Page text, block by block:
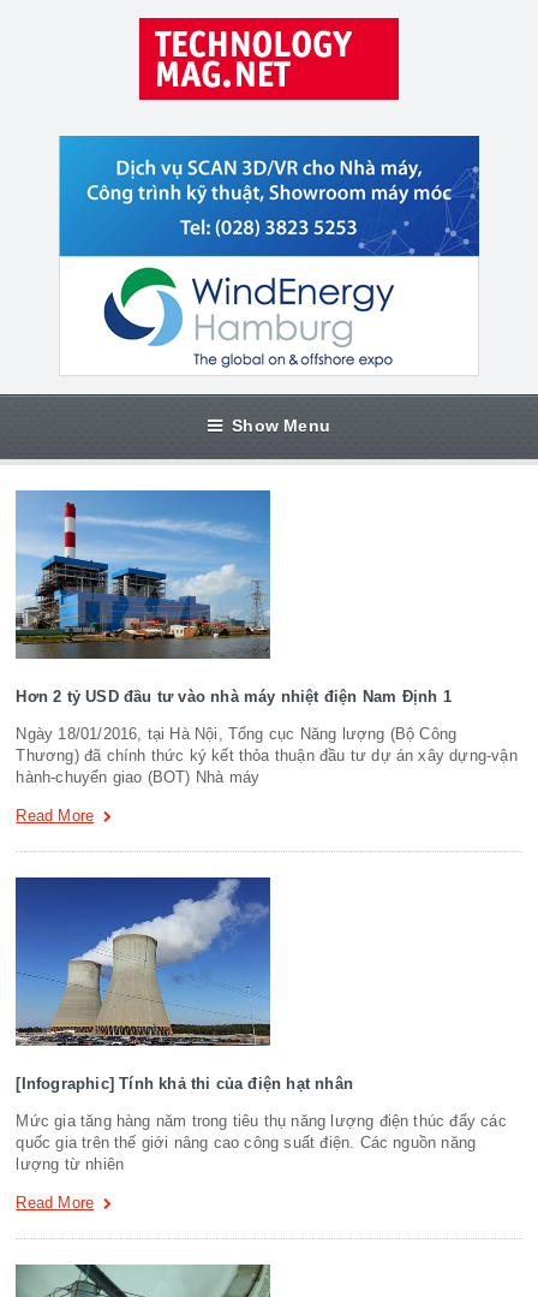
Show Menu
Hơn 2 tỷ USD đầu tư vào nhà máy nhiệt điện Nam Định 1
Ngày 18/01/2016, tại Hà Nội, Tổng cục Năng lượng (Bộ Công
Thương) đã chính thức ký kết thỏa thuận đầu tư dự án xây dựng-vận
hành-chuyển giao (BOT) Nhà máy
Read More
[Infographic] Tính khả thi của điện hạt nhân
Mức gia tăng hàng năm trong tiêu thụ năng lượng điện thúc đẩy các
quốc gia trên thế giới nâng cao công suất điện. Các nguồn năng
lượng từ nhiên
Read More